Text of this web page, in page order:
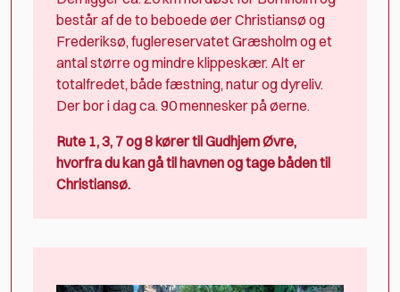
består af de to beboede øer Christiansø og
Frederiksø, fuglereservatet Græsholm og et
antal større og mindre klippeskær. Alt er
totalfredet, både fæstning, natur og dyreliv.
Der bor i dag ca. 90 mennesker på øerne.
Rute 1, 3, 7 og 8 kører til Gudhjem Øvre,
hvorfra du kan gå til havnen og tage båden til
Christiansø.